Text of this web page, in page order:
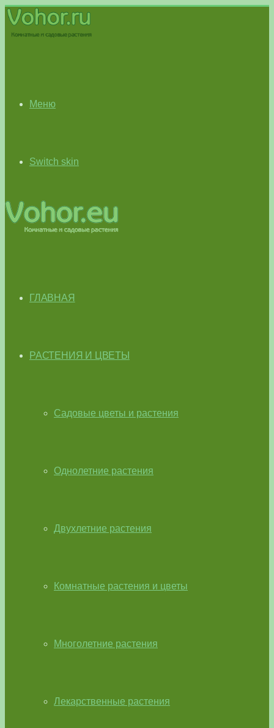
Меню
Switch skin
ГЛАВНАЯ
РАСТЕНИЯ И ЦВЕТЫ
Садовые цветы и растения
Однолетние растения
Двухлетние растения
Комнатные растения и цветы
Многолетние растения
Лекарственные растения